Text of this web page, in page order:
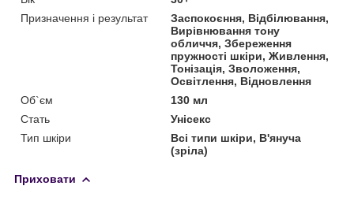
Призначення і результат
Заспокоєння, Відбілювання,
Вирівнювання тону
обличчя, Збереження
пружності шкіри, Живлення,
Тонізація, Зволоження,
Освітлення, Відновлення
Об`єм
130 мл
Стать
Унісекс
Тип шкіри
Всі типи шкіри, В'януча
(зріла)
Приховати